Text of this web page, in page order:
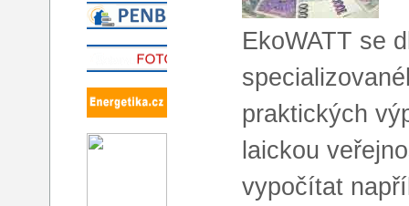
EkoWATT se
praktických
laickou
vypočítat